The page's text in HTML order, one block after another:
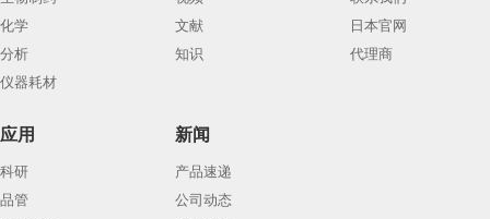
化学
分析
仪器耗材
文献
知识
日本官网
代理商
应用
科研
品管
新闻
产品速递
公司动态